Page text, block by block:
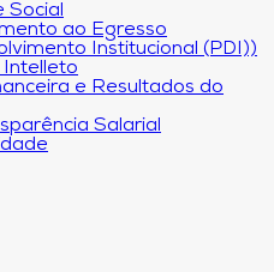
Social
ao Egresso
Institucional (PDI))
Intelleto
e Resultados do
Salarial